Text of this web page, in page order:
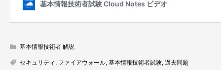
基本情報技術者 解説
セキュリティ ファイアウォール 基本情報技術者試験 過去問題